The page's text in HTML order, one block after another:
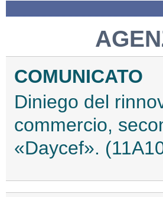
COMUNICATO
Diniego del
commercio,
«Daycef».